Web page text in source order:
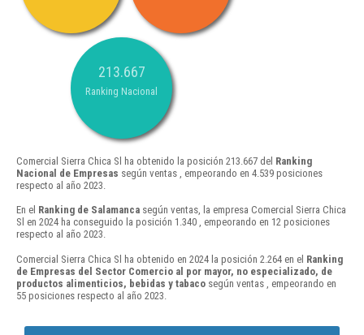
213.667
Ranking Nacional
Comercial Sierra Chica Sl ha obtenido la posición 213.667 del Ranking
Nacional de Empresas según ventas , empeorando en 4.539 posiciones
respecto al año 2023.
En el Ranking de Salamanca según ventas, la empresa Comercial Sierra Chica
Sl en 2024 ha conseguido la posición 1.340 , empeorando en 12 posiciones
respecto al año 2023.
Comercial Sierra Chica Sl ha obtenido en 2024 la posición 2.264 en el Ranking
de Empresas del Sector Comercio al por mayor, no especializado, de
productos alimenticios, bebidas y tabaco según ventas , empeorando en
55 posiciones respecto al año 2023.